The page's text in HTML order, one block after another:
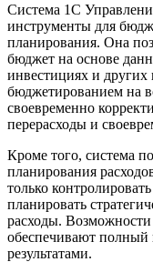
Система 1С
инструменты для
планирования. Она
бюджет на основе
инвестициях и
бюджетированием на
своевременно
перерасходы и
Кроме того, система
планирования
только
планировать
расходы.
обеспечивают полный
результатами.